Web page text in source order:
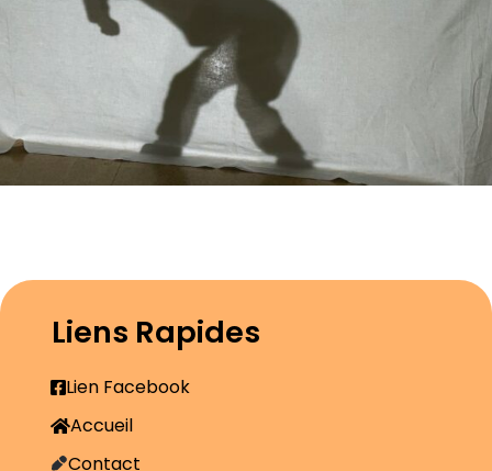
Liens Rapides
Lien Facebook
Accueil
Contact